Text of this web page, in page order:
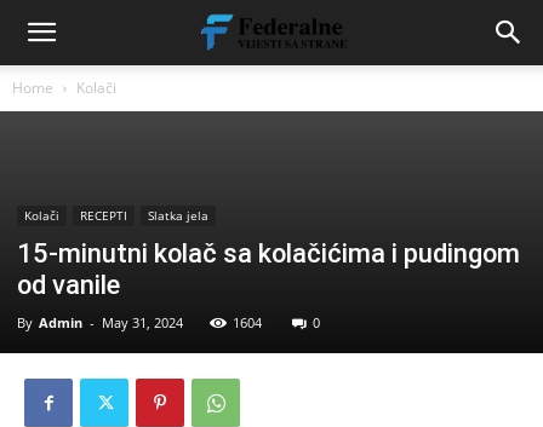
Home Kolači
Kolači RECEPTI Slatka jela
15-minutni kolač sa kolačićima i pudingom
od vanile
By Admin - May 31, 2024 1604 0